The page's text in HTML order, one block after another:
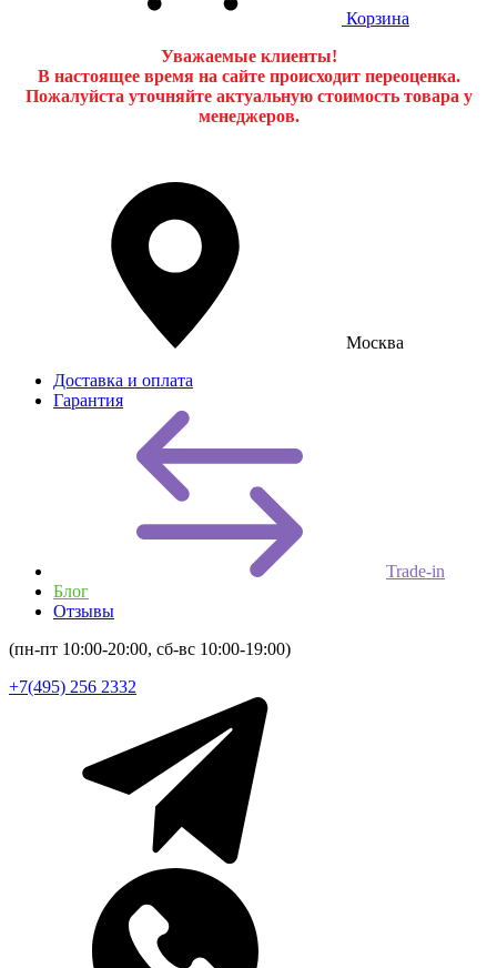
Корзина
Уважаемые клиенты!
В настоящее время на сайте происходит переоценка.
Пожалуйста уточняйте актуальную стоимость товара у
менеджеров.
Москва
Доставка и оплата
Гарантия
Trade-in
Блог
Отзывы
(пн-пт 10:00-20:00, сб-вс 10:00-19:00)
+7(495) 256 2332